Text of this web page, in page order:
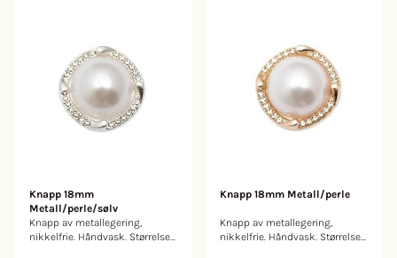
Knapp 18mm
Metall/perle/sølv
Knapp av metallegering,
nikkelfrie. Håndvask. Størrelse:
Knapp 18mm Metall/perle
Knapp av metallegering,
nikkelfrie. Håndvask. Størrelse: